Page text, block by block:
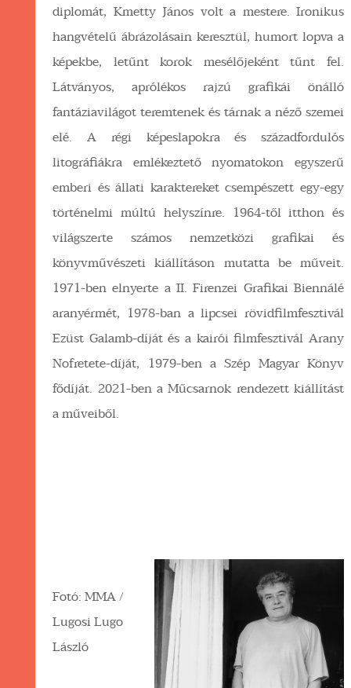
diplomát, Kmetty János volt a mestere. Ironikus
hangvételű ábrázolásain keresztül, humort lopva a
képekbe, letűnt korok mesélőjeként tűnt fel.
Látványos, aprólékos rajzú grafikái önálló
fantáziavilágot teremtenek és tárnak a néző szemei
elé. A régi képeslapokra és századfordulós
litográfiákra emlékeztető nyomatokon egyszerű
emberi és állati karaktereket csempészett egy-egy
történelmi múltú helyszínre. 1964-től itthon és
világszerte számos nemzetközi grafikai és
könyvművészeti kiállításon mutatta be műveit.
1971-ben elnyerte a II. Firenzei Grafikai Biennálé
aranyérmét, 1978-ban a lipcsei rövidfilmfesztivál
Ezüst Galamb-díját és a kairói filmfesztivál Arany
Nofretete-díját, 1979-ben a Szép Magyar Könyv
fődíját. 2021-ben a Műcsarnok rendezett kiállítást
a műveiből.
Fotó: MMA /
Lugosi Lugo
László